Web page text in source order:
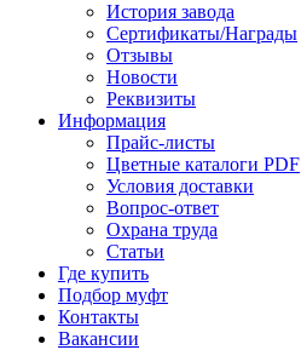
История завода
Сертификаты/Награды
Отзывы
Новости
Реквизиты
Информация
Прайс-листы
Цветные каталоги PDF
Условия доставки
Вопрос-ответ
Охрана труда
Статьи
Где купить
Подбор муфт
Контакты
Вакансии